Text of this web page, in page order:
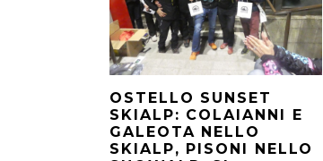
OSTELLO SUNSET
SKIALP: COLAIANNI E
GALEOTA NELLO
SKIALP, PISONI NELLO